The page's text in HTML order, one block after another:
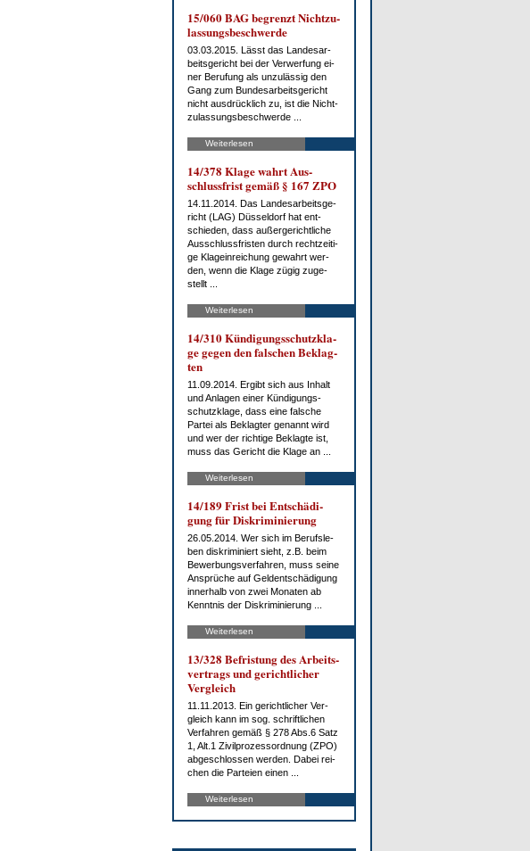
15/060 BAG be­grenzt Nicht­zu­
las­sungs­be­schwer­de
03.03.2015. Lässt das Lan­des­ar­
beits­ge­richt bei der Ver­wer­fung ei­
ner Be­ru­fung als un­zu­läs­sig den
Gang zum Bun­des­ar­beits­ge­richt
nicht aus­drück­lich zu, ist die Nicht­
zu­las­sungs­be­schwer­de ...
Weiterlesen
14/378 Kla­ge wahrt Aus­
schluss­frist ge­mäß § 167 ZPO
14.11.2014. Das Lan­des­ar­beits­ge­
richt (LAG) Düs­sel­dorf hat ent­
schie­den, dass au­ßer­ge­richt­li­che
Aus­schluss­fris­ten durch recht­zei­ti­
ge Kla­gein­rei­chung ge­wahrt wer­
den, wenn die Kla­ge zü­gig zu­ge­
stellt ...
Weiterlesen
14/310 Kün­di­gungs­schutz­kla­
ge ge­gen den fal­schen Be­klag­
ten
11.09.2014. Er­gibt sich aus In­halt
und An­la­gen ei­ner Kün­di­gungs­
schutz­kla­ge, dass ei­ne fal­sche
Par­tei als Be­klag­ter ge­nannt wird
und wer der rich­ti­ge Be­klag­te ist,
muss das Ge­richt die Kla­ge an ...
Weiterlesen
14/189 Frist bei Ent­schä­di­
gung für Dis­kri­mi­nie­rung
26.05.2014. Wer sich im Be­rufs­le­
ben dis­kri­mi­niert sieht, z.B. beim
Be­wer­bungs­ver­fah­ren, muss sei­ne
An­sprü­che auf Gel­dent­schä­di­gung
in­ner­halb von zwei Mo­na­ten ab
Kennt­nis der Dis­kri­mi­nie­rung ...
Weiterlesen
13/328 Be­fris­tung des Ar­beits­
ver­trags und ge­richt­li­cher
Ver­gleich
11.11.2013. Ein ge­richt­li­cher Ver­
gleich kann im sog. schrift­li­chen
Ver­fah­ren ge­mäß § 278 Abs.6 Satz
1, Alt.1 Zi­vil­pro­zess­ord­nung (ZPO)
ab­ge­schlos­sen wer­den. Da­bei rei­
chen die Par­tei­en ei­nen ...
Weiterlesen